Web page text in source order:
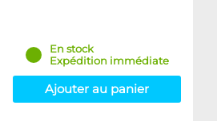
En stock
Expédition immédiate
Ajouter au panier